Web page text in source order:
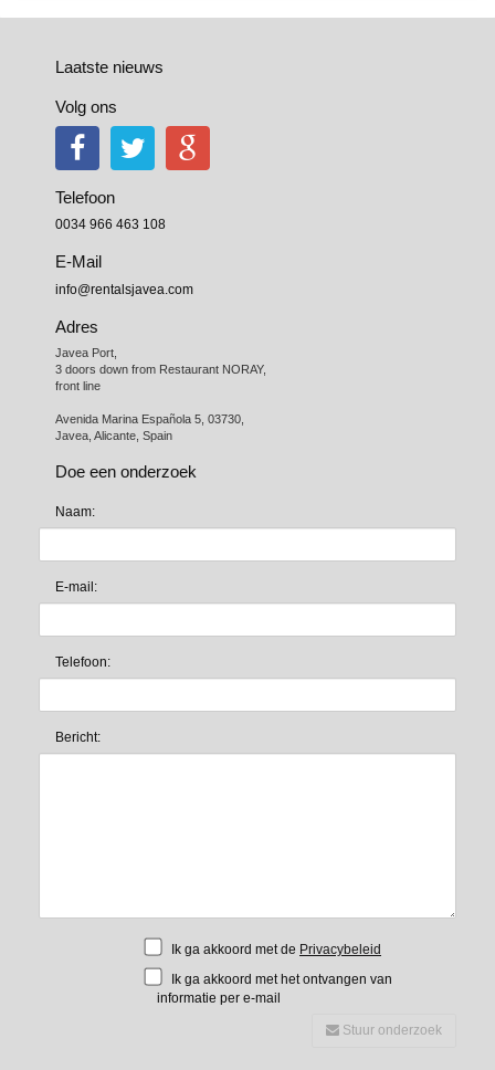
Laatste nieuws
Volg ons
Telefoon
0034 966 463 108
E-Mail
info@rentalsjavea.com
Adres
Javea Port,
3 doors down from Restaurant NORAY,
front line
Avenida Marina Española 5, 03730,
Javea, Alicante, Spain
Doe een onderzoek
Naam:
E-mail:
Telefoon:
Bericht:
Ik ga akkoord met de Privacybeleid
Ik ga akkoord met het ontvangen van
informatie per e-mail
Stuur onderzoek